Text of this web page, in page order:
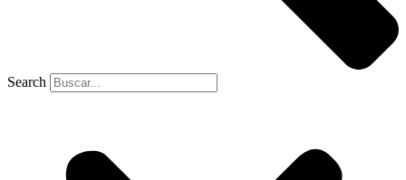
Search